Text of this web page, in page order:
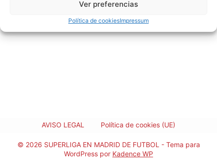
Ver preferencias
Política de cookiesImpressum
AVISO LEGAL Política de cookies (UE)
© 2026 SUPERLIGA EN MADRID DE FUTBOL - Tema para
WordPress por Kadence WP